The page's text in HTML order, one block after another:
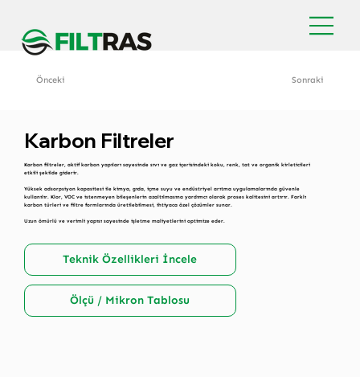
Önceki Sonraki
Karbon Filtreler
Karbon filtreler, aktif karbon yapıları sayesinde sıvı ve gaz içerisindeki koku, renk, tat ve organik kirleticileri
etkili şekilde giderir.
Yüksek adsorpsiyon kapasitesi ile kimya, gıda, içme suyu ve endüstriyel arıtma uygulamalarında güvenle
kullanılır. Klor, VOC ve istenmeyen bileşenlerin azaltılmasına yardımcı olarak proses kalitesini artırır. Farklı
karbon türleri ve filtre formlarında üretilebilmesi, ihtiyaca özel çözümler sunar.
Uzun ömürlü ve verimli yapısı sayesinde işletme maliyetlerini optimize eder.
Teknik Özellikleri İncele
Ölçü / Mikron Tablosu